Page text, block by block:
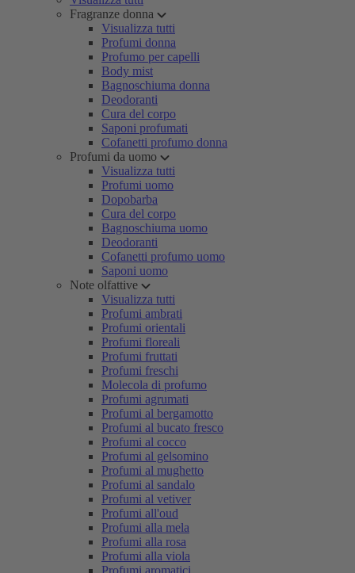
Fragranze donna
Visualizza tutti
Profumi donna
Profumo per capelli
Body mist
Bagnoschiuma donna
Deodoranti
Cura del corpo
Saponi profumati
Cofanetti profumo donna
Profumi da uomo
Visualizza tutti
Profumi uomo
Dopobarba
Cura del corpo
Bagnoschiuma uomo
Deodoranti
Cofanetti profumo uomo
Saponi uomo
Note olfattive
Visualizza tutti
Profumi ambrati
Profumi orientali
Profumi floreali
Profumi fruttati
Profumi freschi
Molecola di profumo
Profumi agrumati
Profumi al bergamotto
Profumi al bucato fresco
Profumi al cocco
Profumi al gelsomino
Profumi al mughetto
Profumi al sandalo
Profumi al vetiver
Profumi all'oud
Profumi alla mela
Profumi alla rosa
Profumi alla viola
Profumi aromatici